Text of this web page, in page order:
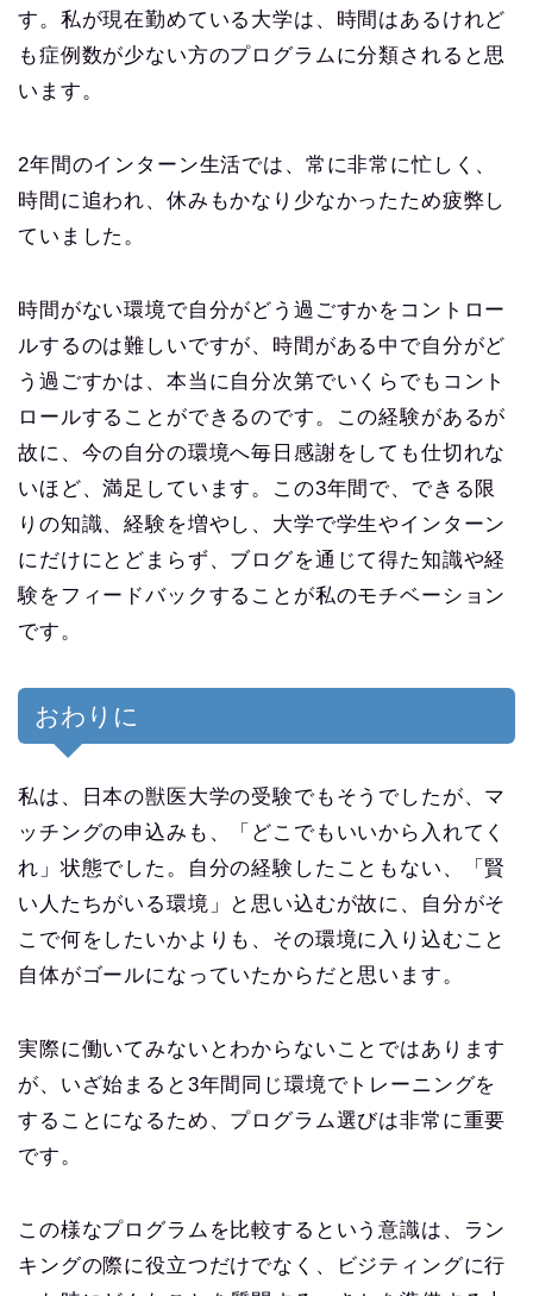
す。私が現在勤めている大学は、時間はあるけれど
も症例数が少ない方のプログラムに分類されると思
います。
2年間のインターン生活では、常に非常に忙しく、
時間に追われ、休みもかなり少なかったため疲弊し
ていました。
時間がない環境で自分がどう過ごすかをコントロー
ルするのは難しいですが、時間がある中で自分がど
う過ごすかは、本当に自分次第でいくらでもコント
ロールすることができるのです。この経験があるが
故に、今の自分の環境へ毎日感謝をしても仕切れな
いほど、満足しています。この3年間で、できる限
りの知識、経験を増やし、大学で学生やインターン
にだけにとどまらず、ブログを通じて得た知識や経
験をフィードバックすることが私のモチベーション
です。
おわりに
私は、日本の獣医大学の受験でもそうでしたが、マ
ッチングの申込みも、「どこでもいいから入れてく
れ」状態でした。自分の経験したこともない、「賢
い人たちがいる環境」と思い込むが故に、自分がそ
こで何をしたいかよりも、その環境に入り込むこと
自体がゴールになっていたからだと思います。
実際に働いてみないとわからないことではあります
が、いざ始まると3年間同じ環境でトレーニングを
することになるため、プログラム選びは非常に重要
です。
この様なプログラムを比較するという意識は、ラン
キングの際に役立つだけでなく、ビジティングに行